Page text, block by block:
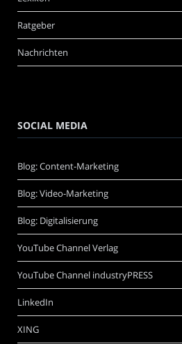
Ratgeber
Nachrichten
SOCIAL MEDIA
Blog: Content-Marketing
Blog: Video-Marketing
Blog: Digitalisierung
YouTube Channel Verlag
YouTube Channel industryPRESS
LinkedIn
XING